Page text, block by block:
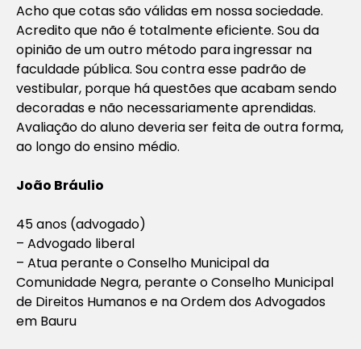
Acho que cotas são válidas em nossa sociedade.
Acredito que não é totalmente eficiente. Sou da
opinião de um outro método para ingressar na
faculdade pública. Sou contra esse padrão de
vestibular, porque há questões que acabam sendo
decoradas e não necessariamente aprendidas.
Avaliação do aluno deveria ser feita de outra forma,
ao longo do ensino médio.
João Bráulio
45 anos (advogado)
– Advogado liberal
– Atua perante o Conselho Municipal da
Comunidade Negra, perante o Conselho Municipal
de Direitos Humanos e na Ordem dos Advogados
em Bauru